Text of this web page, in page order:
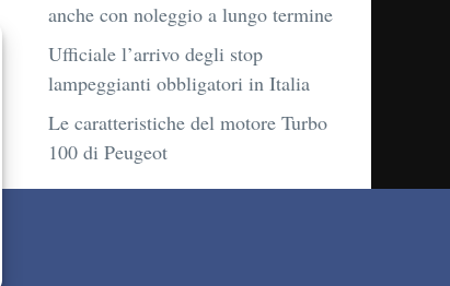
anche con noleggio a lungo termine
Ufficiale l’arrivo degli stop
lampeggianti obbligatori in Italia
Le caratteristiche del motore Turbo
100 di Peugeot